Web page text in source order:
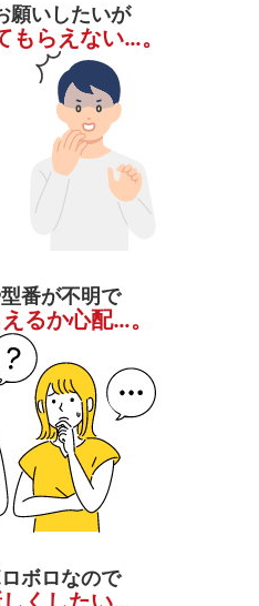
願いしたいが
もらえない…。
番が不明で
るか心配…。
ボロなので